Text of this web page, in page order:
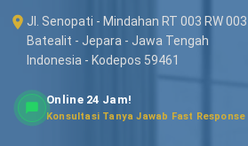
Jl. Senopati - Mindahan RT 003 RW 003
Batealit - Jepara - Jawa Tengah
Indonesia - Kodepos 59461
Online 24 Jam!
Konsultasi Tanya Jawab Fast Response